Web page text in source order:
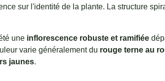
sur l'identité de la plante. La structure
une inflorescence robuste et ramifiée
varie généralement du rouge terne au
jaunes.